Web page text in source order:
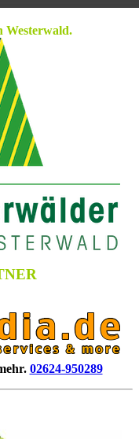
Westerwald.
02624-950289